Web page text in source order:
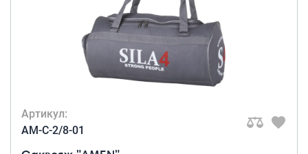
Артикул:
AM-C-2/8-01